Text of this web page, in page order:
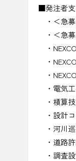
■発注者支
・＜急
・＜急
・
・
・
・電気
・積算
・設計コ
・河川
・道路
・調査